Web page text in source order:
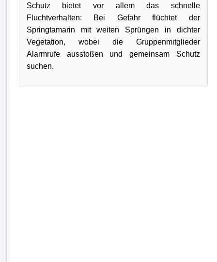
Schutz bietet vor allem das schnelle
Fluchtverhalten: Bei Gefahr flüchtet der
Springtamarin mit weiten Sprüngen in dichter
Vegetation, wobei die Gruppenmitglieder
Alarmrufe ausstoßen und gemeinsam Schutz
suchen.